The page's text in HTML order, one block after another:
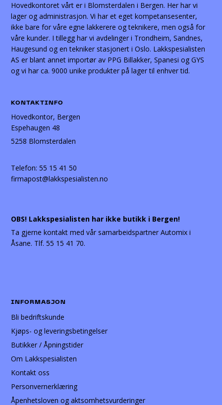
Hovedkontoret vårt er i Blomsterdalen i Bergen. Her har vi
lager og administrasjon. Vi har et eget kompetansesenter,
ikke bare for våre egne lakkerere og teknikere, men også for
våre kunder. I tillegg har vi avdelinger i Trondheim, Sandnes,
Haugesund og en tekniker stasjonert i Oslo. Lakkspesialisten
AS er blant annet importør av PPG Billakker, Spanesi og GYS
og vi har ca. 9000 unike produkter på lager til enhver tid.
KONTAKTINFO
Hovedkontor, Bergen
Espehaugen 48
5258 Blomsterdalen
Telefon:55 15 41 50
firmapost@lakkspesialisten.no
OBS! Lakkspesialisten har ikke butikk i Bergen!
Ta gjerne kontakt med vår samarbeidspartner Automix i
Åsane. Tlf. 55 15 41 70.
INFORMASJON
Bli bedriftskunde
Kjøps- og leveringsbetingelser
Butikker / Åpningstider
Om Lakkspesialisten
Kontakt oss
Personvernerklæring
Åpenhetsloven og aktsomhetsvurderinger